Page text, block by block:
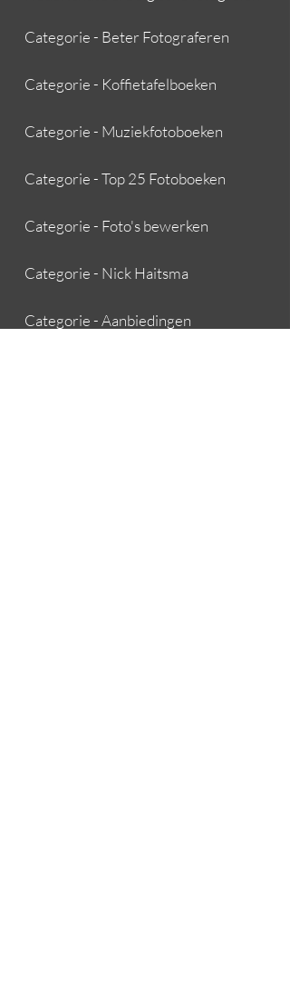
Categorie - Beter Fotograferen
Categorie - Koffietafelboeken
Categorie - Muziekfotoboeken
Categorie - Top 25 Fotoboeken
Categorie - Foto's bewerken
Categorie - Nick Haitsma
Categorie - Aanbiedingen